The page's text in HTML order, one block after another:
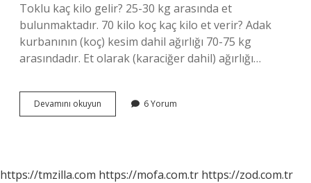
Toklu kaç kilo gelir? 25-30 kg arasında et
bulunmaktadır. 70 kilo koç kaç kilo et verir? Adak
kurbanının (koç) kesim dahil ağırlığı 70-75 kg
arasındadır. Et olarak (karaciğer dahil) ağırlığı…
Devamını okuyun
Koyun
6 Yorum
https://tmzilla.com https://mofa.com.tr https://zod.com.tr